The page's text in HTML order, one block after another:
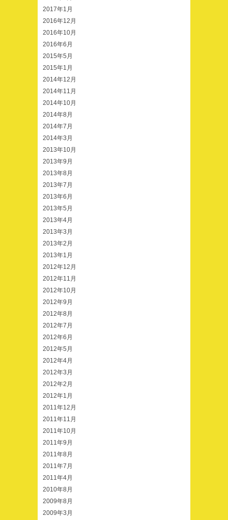
2017年1月
2016年12月
2016年10月
2016年6月
2015年5月
2015年1月
2014年12月
2014年11月
2014年10月
2014年8月
2014年7月
2014年3月
2013年10月
2013年9月
2013年8月
2013年7月
2013年6月
2013年5月
2013年4月
2013年3月
2013年2月
2013年1月
2012年12月
2012年11月
2012年10月
2012年9月
2012年8月
2012年7月
2012年6月
2012年5月
2012年4月
2012年3月
2012年2月
2012年1月
2011年12月
2011年11月
2011年10月
2011年9月
2011年8月
2011年7月
2011年4月
2010年8月
2009年8月
2009年3月